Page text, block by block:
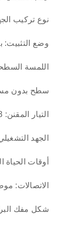
نوع تركيب
وضع التثبيت:
اللمسة
سطح بدون
التيار المقنن: 13 أمبير
الجهد التشغيلي المقدر:
أوقات الحياة
الاتصالات:
شكل مفك